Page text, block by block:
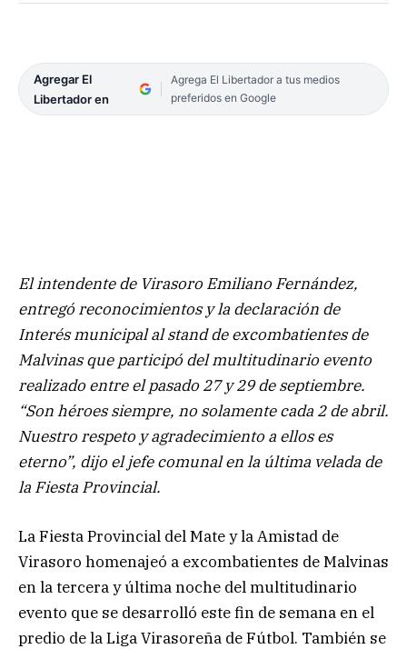
Agregar El
Libertador en
Agrega El Libertador a tus medios
preferidos en Google
El intendente de Virasoro Emiliano Fernández,
entregó reconocimientos y la declaración de
Interés municipal al stand de excombatientes de
Malvinas que participó del multitudinario evento
realizado entre el pasado 27 y 29 de septiembre.
“Son héroes siempre, no solamente cada 2 de abril.
Nuestro respeto y agradecimiento a ellos es
eterno”, dijo el jefe comunal en la última velada de
la Fiesta Provincial.
La Fiesta Provincial del Mate y la Amistad de
Virasoro homenajeó a excombatientes de Malvinas
en la tercera y última noche del multitudinario
evento que se desarrolló este fin de semana en el
predio de la Liga Virasoreña de Fútbol. También se